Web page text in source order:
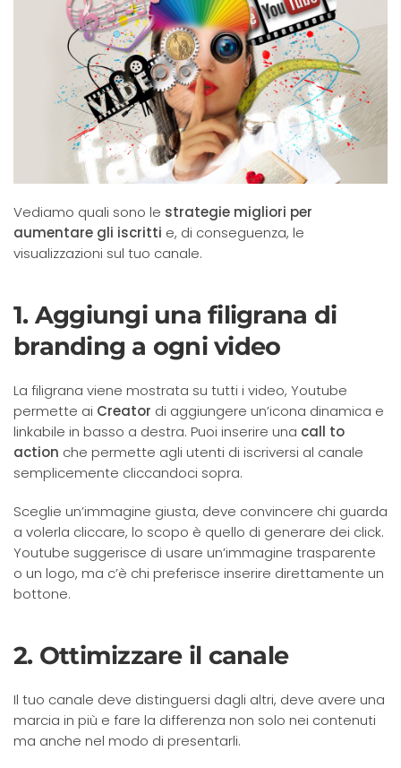
Vediamo quali sono le strategie migliori per
aumentare gli iscritti e, di conseguenza, le
visualizzazioni sul tuo canale.
1. Aggiungi una filigrana di
branding a ogni video
La filigrana viene mostrata su tutti i video, Youtube
permette ai Creator di aggiungere un’icona dinamica e
linkabile in basso a destra. Puoi inserire una call to
action che permette agli utenti di iscriversi al canale
semplicemente cliccandoci sopra.
Sceglie un’immagine giusta, deve convincere chi guarda
a volerla cliccare, lo scopo è quello di generare dei click.
Youtube suggerisce di usare un’immagine trasparente
o un logo, ma c’è chi preferisce inserire direttamente un
bottone.
2. Ottimizzare il canale
Il tuo canale deve distinguersi dagli altri, deve avere una
marcia in più e fare la differenza non solo nei contenuti
ma anche nel modo di presentarli.